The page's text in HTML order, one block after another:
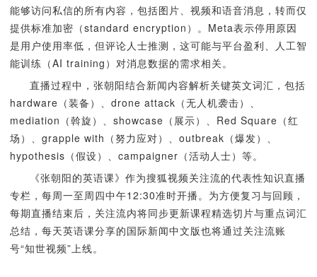
能够访问私信的所有内容，包括图片、视频和语音消息，转而仅
提供标准加密（standard encryption）。Meta表示停用原因
是用户使用率低，但评论人士推测，这可能与平台盈利、人工智
能训练（AI training）对消息数据的需求相关。
直播过程中，张朝阳结合新闻内容解析关键英文词汇，包括
hardware（装备）、drone attack（无人机袭击）、
mediation（斡旋）、showcase（展示）、Red Square（红
场）、grapple with（努力应对）、outbreak（爆发）、
hypothesis（假设）、campaigner（活动人士）等。
《张朝阳的英语课》作为搜狐视频关注流的代表性知识直播
专栏，每周一至周四中午12:30准时开播。为方便复习与回顾，
每期直播结束后，关注流内将同步更新课程精选切片与重点词汇
总结，每天英语课分享的国际新闻中文版也将通过关注流账
号“知世视频”上线。